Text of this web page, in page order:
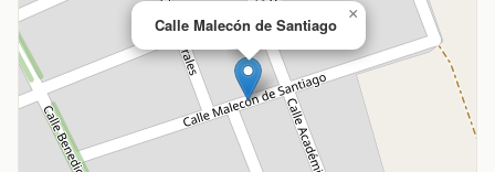
Calle Malecón de Santiago
×